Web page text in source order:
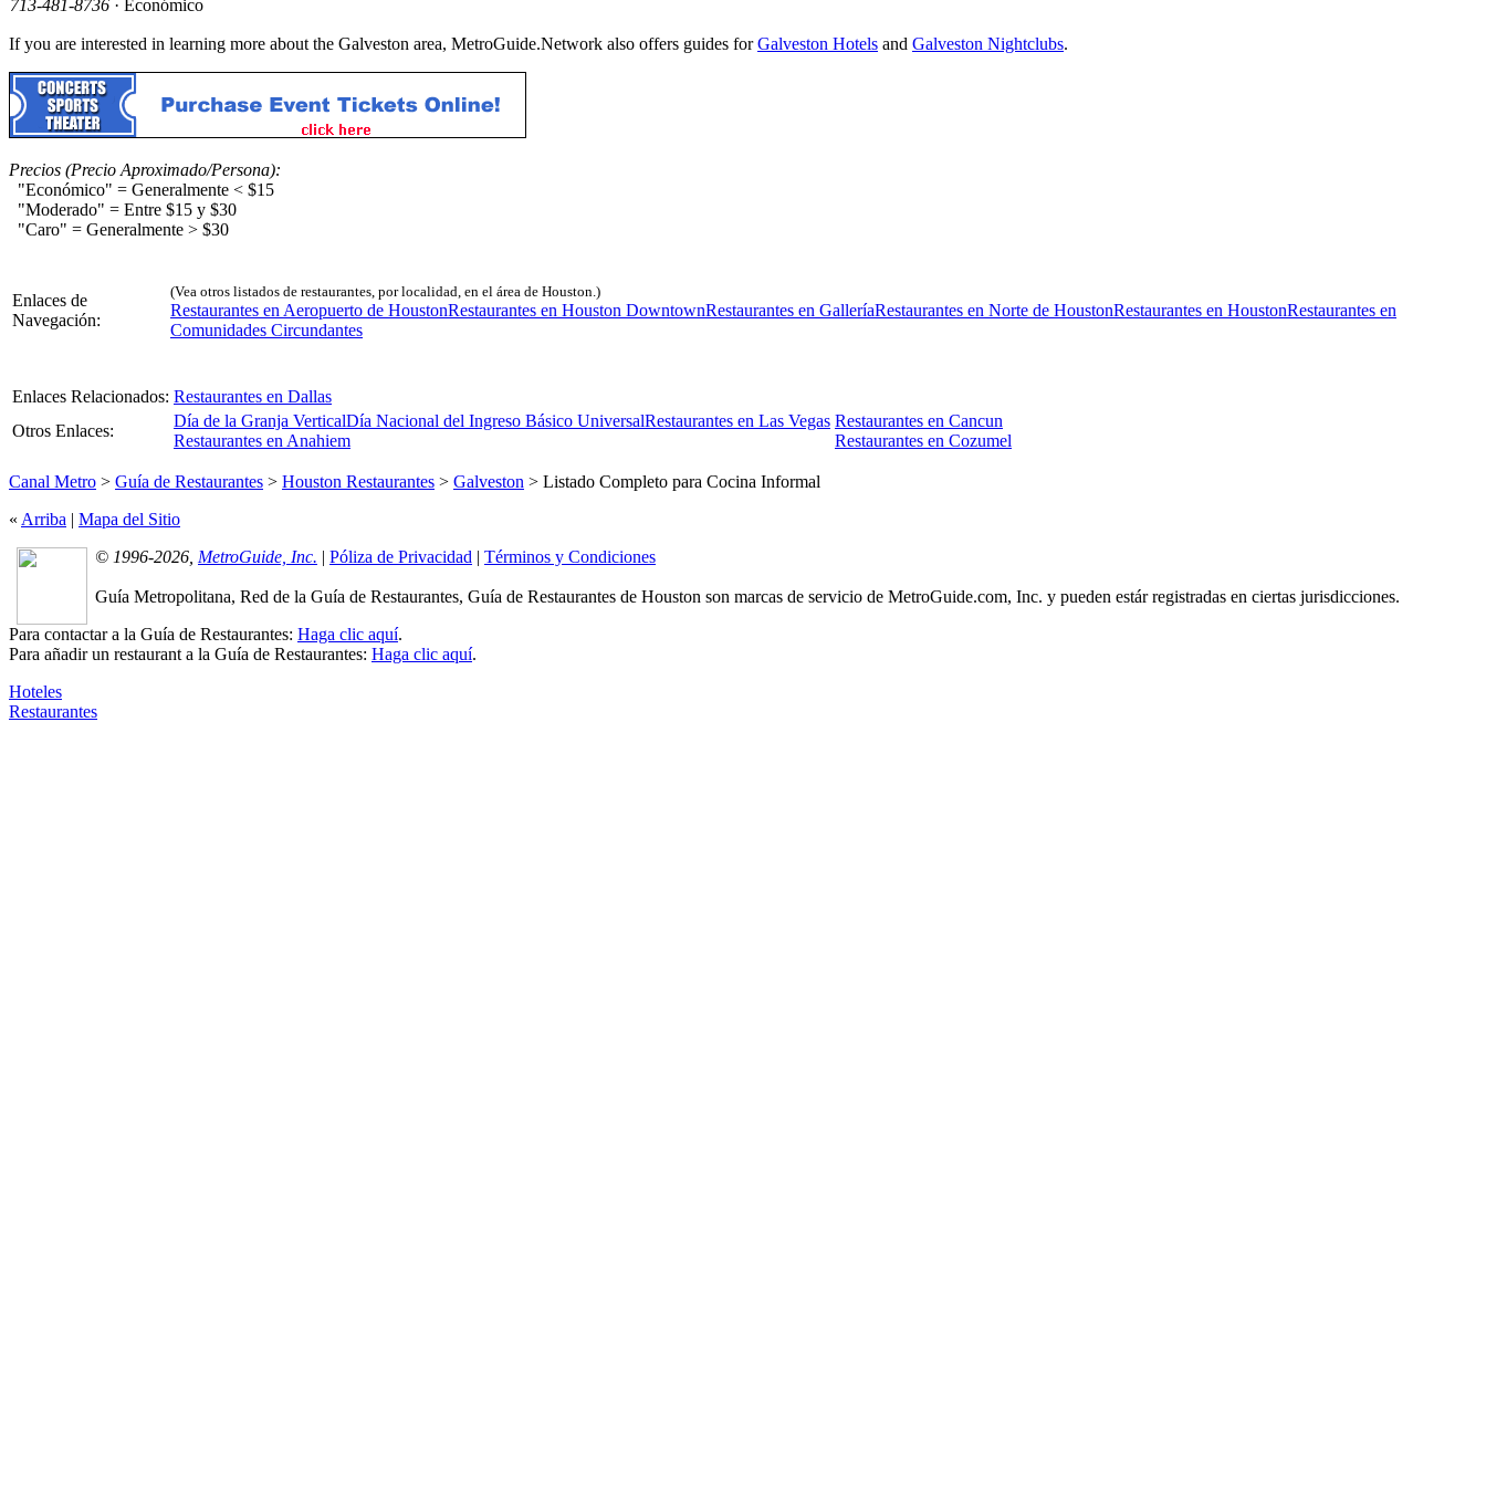
713-481-8736 · Económico
If you are interested in learning more about the Galveston area, MetroGuide.Network also offers guides forGalveston Hotels and Galveston Nightclubs.
Precios (Precio Aproximado/Persona):
"Económico" = Generalmente < $15
"Moderado" = Entre $15 y $30
"Caro" = Generalmente > $30
Enlaces de
Navegación:
(Vea otros listados de restaurantes, por localidad, en el área de Houston.)
Restaurantes en Aeropuerto de HoustonRestaurantes en Houston DowntownRestaurantes en GalleríaRestaurantes en Norte de HoustonRestaurantes en HoustonRestaurantes en
Comunidades Circundantes
Enlaces Relacionados: Restaurantes en Dallas
Otros Enlaces:
Día de la Granja VerticalDía Nacional del Ingreso Básico UniversalRestaurantes en Las Vegas
Restaurantes en Anahiem
Restaurantes en Cancun
Restaurantes en Cozumel
Canal Metro > Guía de Restaurantes > Houston Restaurantes > Galveston > Listado Completo para Cocina Informal
« Arriba | Mapa del Sitio
© 1996-2026, MetroGuide, Inc. | Póliza de Privacidad | Términos y Condiciones
Guía Metropolitana, Red de la Guía de Restaurantes, Guía de Restaurantes de Houston son marcas de servicio de MetroGuide.com, Inc. y pueden estár registradas en ciertas jurisdicciones.
Para contactar a la Guía de Restaurantes: Haga clic aquí.
Para añadir un restaurant a la Guía de Restaurantes: Haga clic aquí.
Hoteles
Restaurantes